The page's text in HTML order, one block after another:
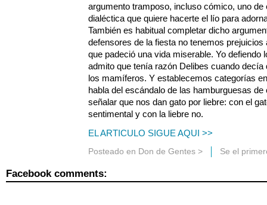
argumento tramposo, incluso cómico, uno
dialéctica que quiere hacerte el lío para
También es habitual completar dicho
defensores de la fiesta no tenemos
que padeció una vida miserable. Yo defiendo
admito que tenía razón Delibes cuando
los mamíferos. Y establecemos categorías
habla del escándalo de las hamburguesas
señalar que nos dan gato por liebre: con el
sentimental y con la liebre no.
EL ARTICULO SIGUE AQUI >>
Posteado en Don de Gentes > Se el
Facebook comments: